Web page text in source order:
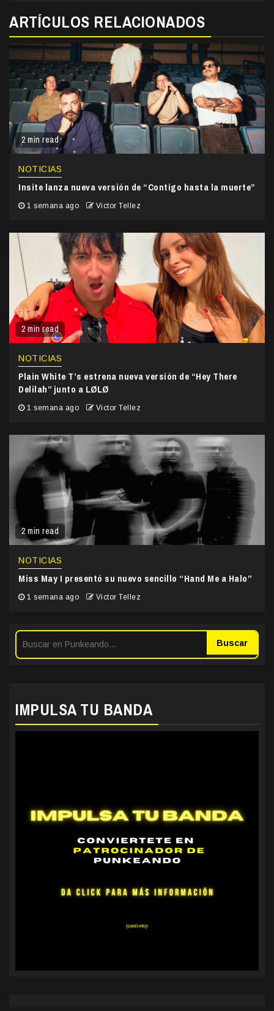
ARTÍCULOS RELACIONADOS
2 min read
NOTICIAS
Insite lanza nueva versión de “Contigo hasta la muerte”
1 semana ago Victor Tellez
2 min read
NOTICIAS
Plain White T’s estrena nueva versión de “Hey There
Delilah” junto a LØLØ
1 semana ago Victor Tellez
2 min read
NOTICIAS
Miss May I presentó su nuevo sencillo “Hand Me a Halo”
1 semana ago Victor Tellez
Buscar
IMPULSA TU BANDA